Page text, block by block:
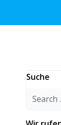
Suche
Search